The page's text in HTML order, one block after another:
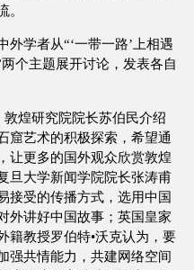
。
学者从“‘一带一路’上相遇
个主题展开讨论，发表各自
敦煌研究院院长苏伯民介绍
窟艺术的积极探索，希望通
让更多的国外观众欣赏敦煌
旦大学新闻学院院长张涛甫
接受的传播方式，选用中国
外讲好中国故事；英国皇家
籍教授罗伯特•沃克认为，要
强共情能力，共建网络空间